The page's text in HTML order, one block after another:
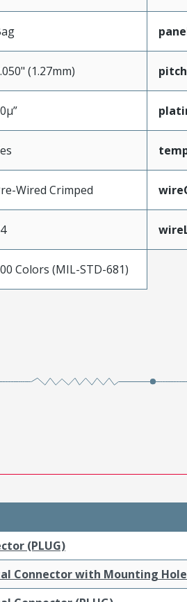
(1.27mm)
Wired Crimped
Colors (MIL-STD-681)
(PLUG)
Connector with Mounting